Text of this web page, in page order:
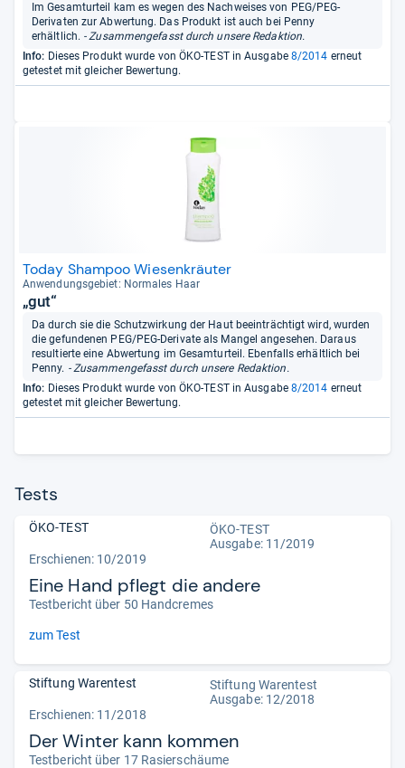
Im Gesamturteil kam es wegen des Nachweises von PEG/PEG-
Derivaten zur Abwertung. Das Produkt ist auch bei Penny
erhältlich. - Zusammengefasst durch unsere Redaktion.
Info: Dieses Produkt wurde von ÖKO-TEST in Ausgabe 8/2014 erneut
getestet mit gleicher Bewertung.
Today Shampoo Wiesenkräuter
Anwen­dungs­ge­biet: Nor­ma­les Haar
„gut“
Da durch sie die Schutzwirkung der Haut beeinträchtigt wird, wurden
die gefundenen PEG/PEG-Derivate als Mangel angesehen. Daraus
resultierte eine Abwertung im Gesamturteil. Ebenfalls erhältlich bei
Penny. - Zusammengefasst durch unsere Redaktion.
Info: Dieses Produkt wurde von ÖKO-TEST in Ausgabe 8/2014 erneut
getestet mit gleicher Bewertung.
Tests
ÖKO-TEST
ÖKO-TEST
Ausgabe: 11/2019
Erschienen: 10/2019
Eine Hand pflegt die andere
Testbericht über 50 Handcremes
zum Test
Stiftung Warentest
Stiftung Warentest
Ausgabe: 12/2018
Erschienen: 11/2018
Der Winter kann kommen
Testbericht über 17 Rasierschäume